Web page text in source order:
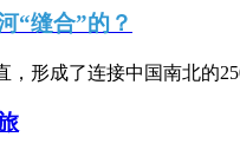
“缝合”的？
形成了连接中国南北的